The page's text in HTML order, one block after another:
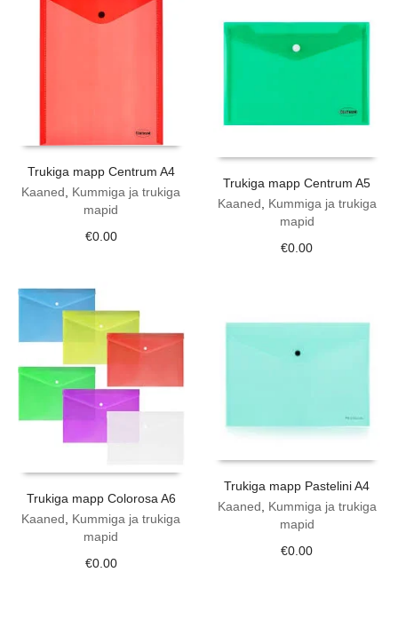
Trukiga mapp Centrum A4
Kaaned
Kummiga ja trukiga
mapid
€0.00
Trukiga mapp Centrum A5
Kaaned
Kummiga ja trukiga
mapid
€0.00
Trukiga mapp Colorosa A6
Kaaned
Kummiga ja trukiga
mapid
€0.00
Trukiga mapp Pastelini A4
Kaaned
Kummiga ja trukiga
mapid
€0.00